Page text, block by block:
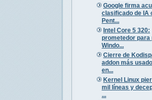
Google firma
clasificado de IA
Pent...
Intel Core 5 320:
prometedor para
Windo...
Cierre de
addon más
en...
Kernel Linux
mil líneas y
...